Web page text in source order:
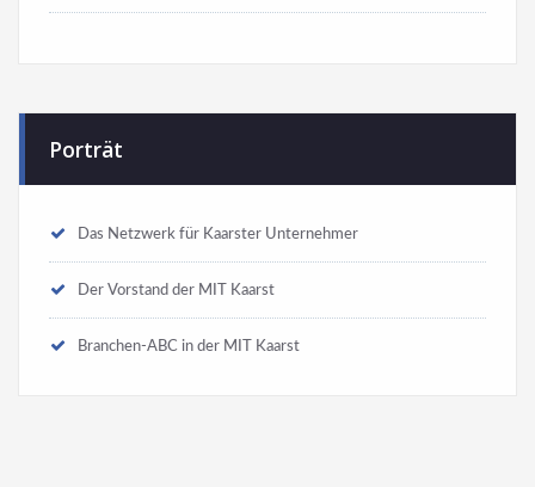
Porträt
Das Netzwerk für Kaarster Unternehmer
Der Vorstand der MIT Kaarst
Branchen-ABC in der MIT Kaarst